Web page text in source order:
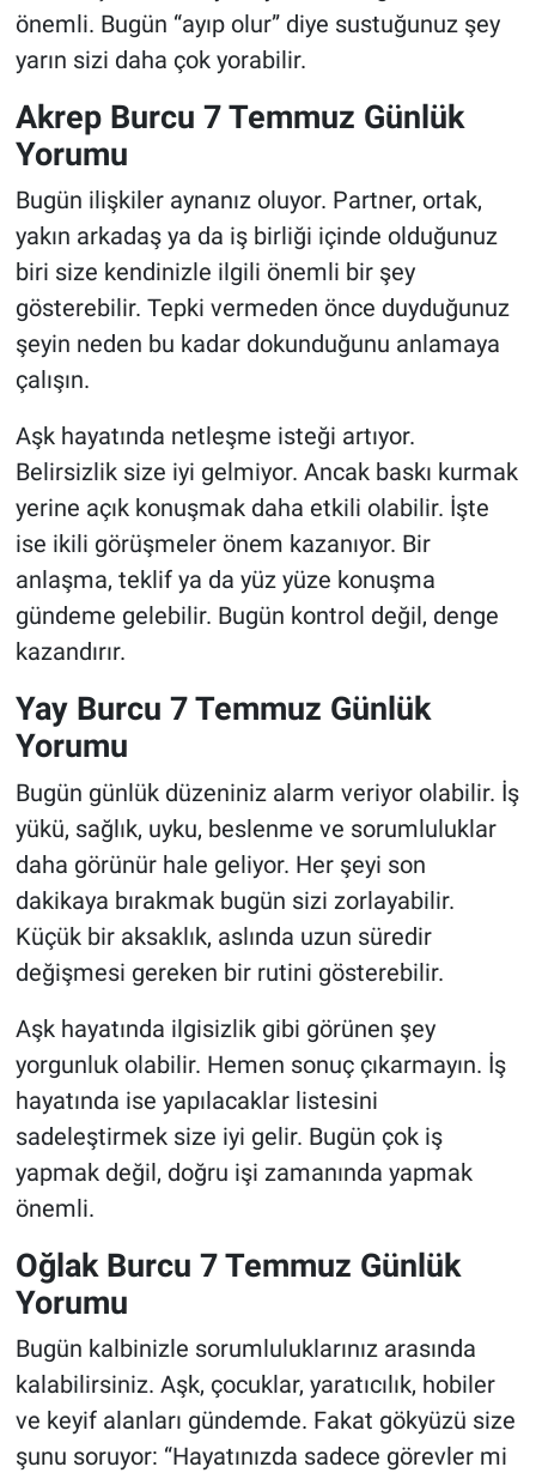
önemli. Bugün “ayıp olur” diye sustuğunuz şey
yarın sizi daha çok yorabilir.
Akrep Burcu 7 Temmuz Günlük
Yorumu
Bugün ilişkiler aynanız oluyor. Partner, ortak,
yakın arkadaş ya da iş birliği içinde olduğunuz
biri size kendinizle ilgili önemli bir şey
gösterebilir. Tepki vermeden önce duyduğunuz
şeyin neden bu kadar dokunduğunu anlamaya
çalışın.
Aşk hayatında netleşme isteği artıyor.
Belirsizlik size iyi gelmiyor. Ancak baskı kurmak
yerine açık konuşmak daha etkili olabilir. İşte
ise ikili görüşmeler önem kazanıyor. Bir
anlaşma, teklif ya da yüz yüze konuşma
gündeme gelebilir. Bugün kontrol değil, denge
kazandırır.
Yay Burcu 7 Temmuz Günlük
Yorumu
Bugün günlük düzeniniz alarm veriyor olabilir. İş
yükü, sağlık, uyku, beslenme ve sorumluluklar
daha görünür hale geliyor. Her şeyi son
dakikaya bırakmak bugün sizi zorlayabilir.
Küçük bir aksaklık, aslında uzun süredir
değişmesi gereken bir rutini gösterebilir.
Aşk hayatında ilgisizlik gibi görünen şey
yorgunluk olabilir. Hemen sonuç çıkarmayın. İş
hayatında ise yapılacaklar listesini
sadeleştirmek size iyi gelir. Bugün çok iş
yapmak değil, doğru işi zamanında yapmak
önemli.
Oğlak Burcu 7 Temmuz Günlük
Yorumu
Bugün kalbinizle sorumluluklarınız arasında
kalabilirsiniz. Aşk, çocuklar, yaratıcılık, hobiler
ve keyif alanları gündemde. Fakat gökyüzü size
şunu soruyor: “Hayatınızda sadece görevler mi